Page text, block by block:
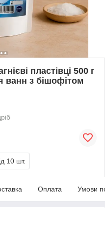
пластівці 500 г
ванн з бішофітом
10 шт.
Оплата Умови